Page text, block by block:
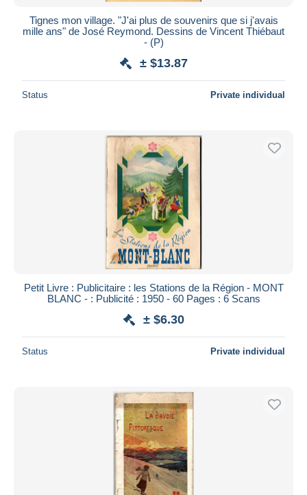
Tignes mon village. "J'ai plus de souvenirs que si j'avais
mille ans" de José Reymond. Dessins de Vincent Thiébaut
- (P)
± $13.87
Status Private individual
Petit Livre : Publicitaire : les Stations de la Région - MONT
BLANC - : Publicité : 1950 - 60 Pages : 6 Scans
± $6.30
Status Private individual